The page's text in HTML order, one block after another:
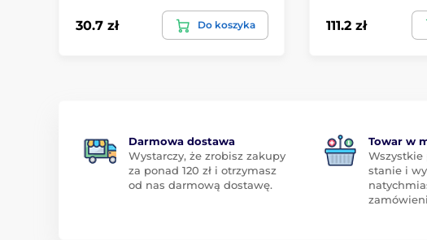
30.7 zł Do koszyka 111.2 zł
Darmowa dostawa
Wystarczy, że zrobisz zakupy
za ponad 120 zł i otrzymasz
od nas darmową dostawę.
Towar w
stanie i